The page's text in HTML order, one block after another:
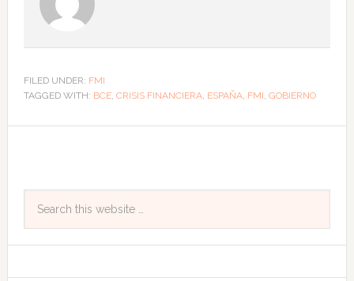
FILED UNDER: FMI
TAGGED WITH: BCE, CRISIS FINANCIERA, ESPAÑA, FMI, GOBIERNO